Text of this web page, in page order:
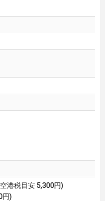
港税目安 5,300円)
円)